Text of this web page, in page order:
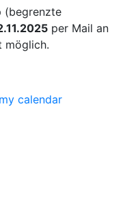
(begrenzte
per Mail an
möglich.
calendar